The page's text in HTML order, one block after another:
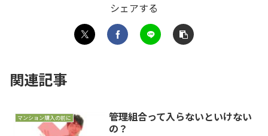
シェアする
関連記事
マンション購入の前に
管理組合って入らないといけない
の？